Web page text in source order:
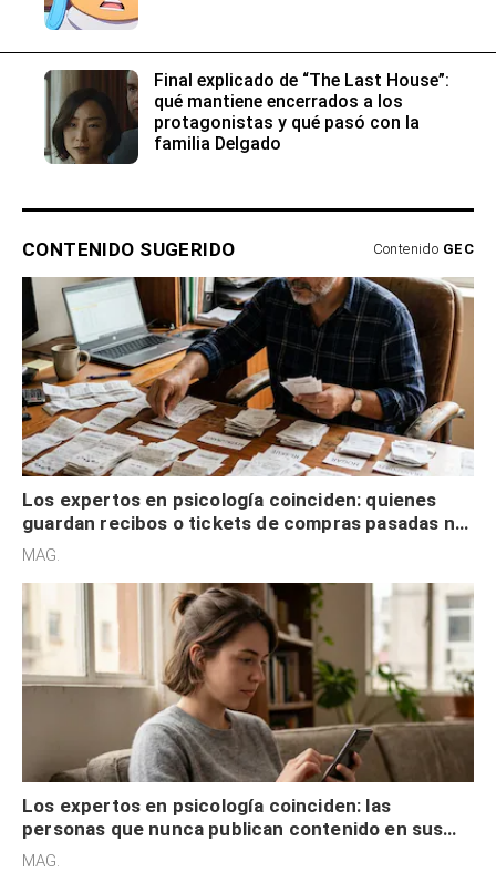
Final explicado de “The Last House”:
qué mantiene encerrados a los
protagonistas y qué pasó con la
familia Delgado
CONTENIDO SUGERIDO Contenido GEC
Los expertos en psicología coinciden: quienes
guardan recibos o tickets de compras pasadas no
son acumuladores, sino que tienen necesidad de
MAG.
Los expertos en psicología coinciden: las
personas que nunca publican contenido en sus
redes sociales no pretenden buscar validación
MAG.